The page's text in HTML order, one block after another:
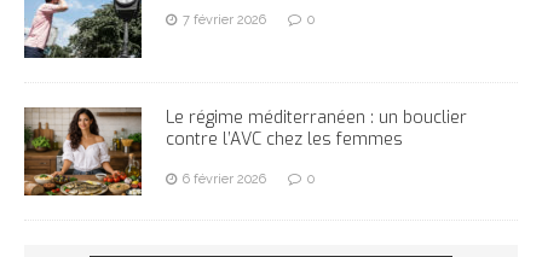
7 février 2026 0
Le régime méditerranéen : un bouclier
contre l’AVC chez les femmes
6 février 2026 0